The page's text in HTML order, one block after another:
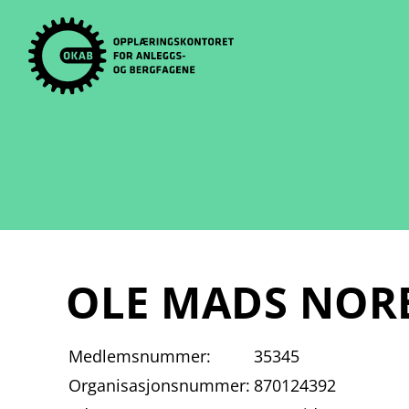
content
OLE MADS
Medlemsnummer:
35345
Organisasjonsnummer: 870124392